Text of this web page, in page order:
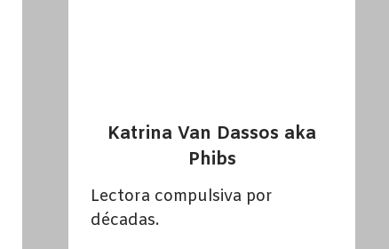
Katrina Van Dassos aka
Phibs
Lectora compulsiva por
décadas.